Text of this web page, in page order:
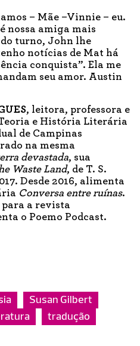
– Mãe –Vinnie – eu.
nossa amiga mais
turno, John lhe
notícias de Mat há
conquista”. Ela me
seu amor. Austin
, leitora, professora e
e História Literária
de Campinas
na mesma
devastada, sua
Waste Land, de T. S.
Desde 2016, alimenta
Conversa entre ruínas.
a revista
o Poemo Podcast.
Susan Gilbert
tradução